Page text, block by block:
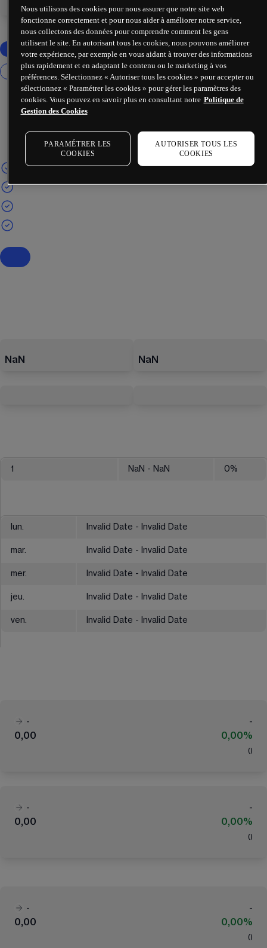
NaN NaN
1 NaN - NaN 0%
lun. Invalid Date - Invalid Date
mar. Invalid Date - Invalid Date
mer. Invalid Date - Invalid Date
jeu. Invalid Date - Invalid Date
ven. Invalid Date - Invalid Date
-
-
0,00
0,00%
( )
-
-
0,00
0,00%
( )
-
-
0,00
0,00%
( )
Nous utilisons des cookies pour nous assurer que notre site web
fonctionne correctement et pour nous aider à améliorer notre service,
nous collectons des données pour comprendre comment les gens
utilisent le site. En autorisant tous les cookies, nous pouvons améliorer
votre expérience, par exemple en vous aidant à trouver des informations
plus rapidement et en adaptant le contenu ou le marketing à vos
préférences. Sélectionnez « Autoriser tous les cookies » pour accepter ou
sélectionnez « Paramétrer les cookies » pour gérer les paramètres des
cookies. Vous pouvez en savoir plus en consultant notre Politique de
Gestion des Cookies
PARAMÉTRER LES
COOKIES
AUTORISER TOUS LES
COOKIES